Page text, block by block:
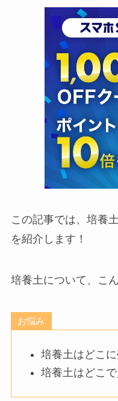
この記事では、培養
を紹介します！
培養土について、こ
お悩み
培養土はどこ
培養土はどこ